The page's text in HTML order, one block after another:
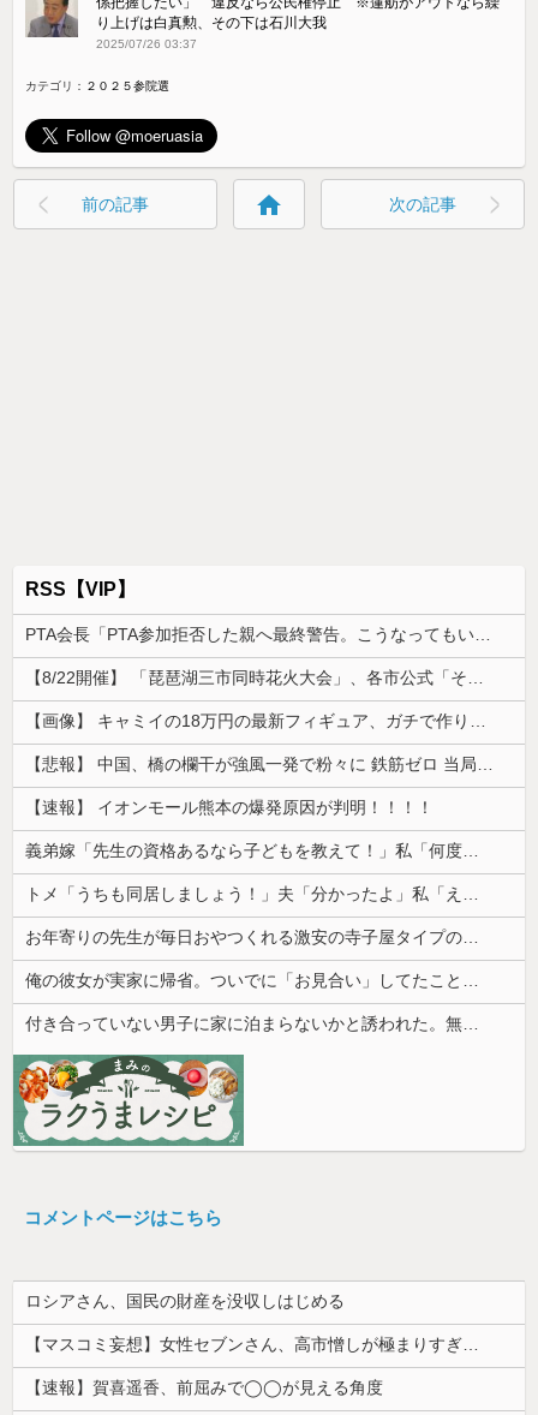
り上げは白真勲、その下は石川大我
2025/07/26 03:37
カテゴリ： ２０２５参院選
前の記事 home 次の記事
RSS【VIP】
【速報】 イオンモール熊本の爆発原因が判明！！！！
コメントページはこちら
ロシアさん、国民の財産を没収しはじめる
【マスコミ妄想】女性セブンさん、高市憎しが極まりすぎたのか、過去一級の低俗な「支持率下げてやる」記事を配信してしまう 想像の10倍低俗
【速報】賀喜遥香、前屈みで◯◯が見える角度